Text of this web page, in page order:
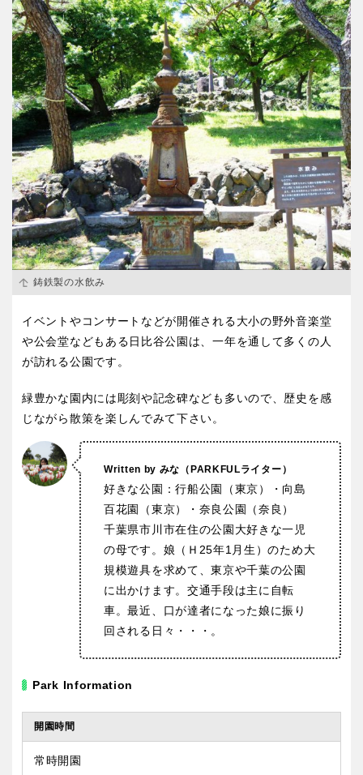
鋳鉄製の水飲み
イベントやコンサートなどが開催される大小の野外音楽堂
や公会堂などもある日比谷公園は、一年を通して多くの人
が訪れる公園です。
緑豊かな園内には彫刻や記念碑なども多いので、歴史を感
じながら散策を楽しんでみて下さい。
Written by みな （PARKFULライター）
好きな公園：行船公園（東京）・向島
百花園（東京）・奈良公園（奈良）
千葉県市川市在住の公園大好きな一児
の母です。娘（Ｈ25年1月生）のため大
規模遊具を求めて、東京や千葉の公園
に出かけます。交通手段は主に自転
車。最近、口が達者になった娘に振り
回される日々・・・。
Park Information
開園時間
常時開園